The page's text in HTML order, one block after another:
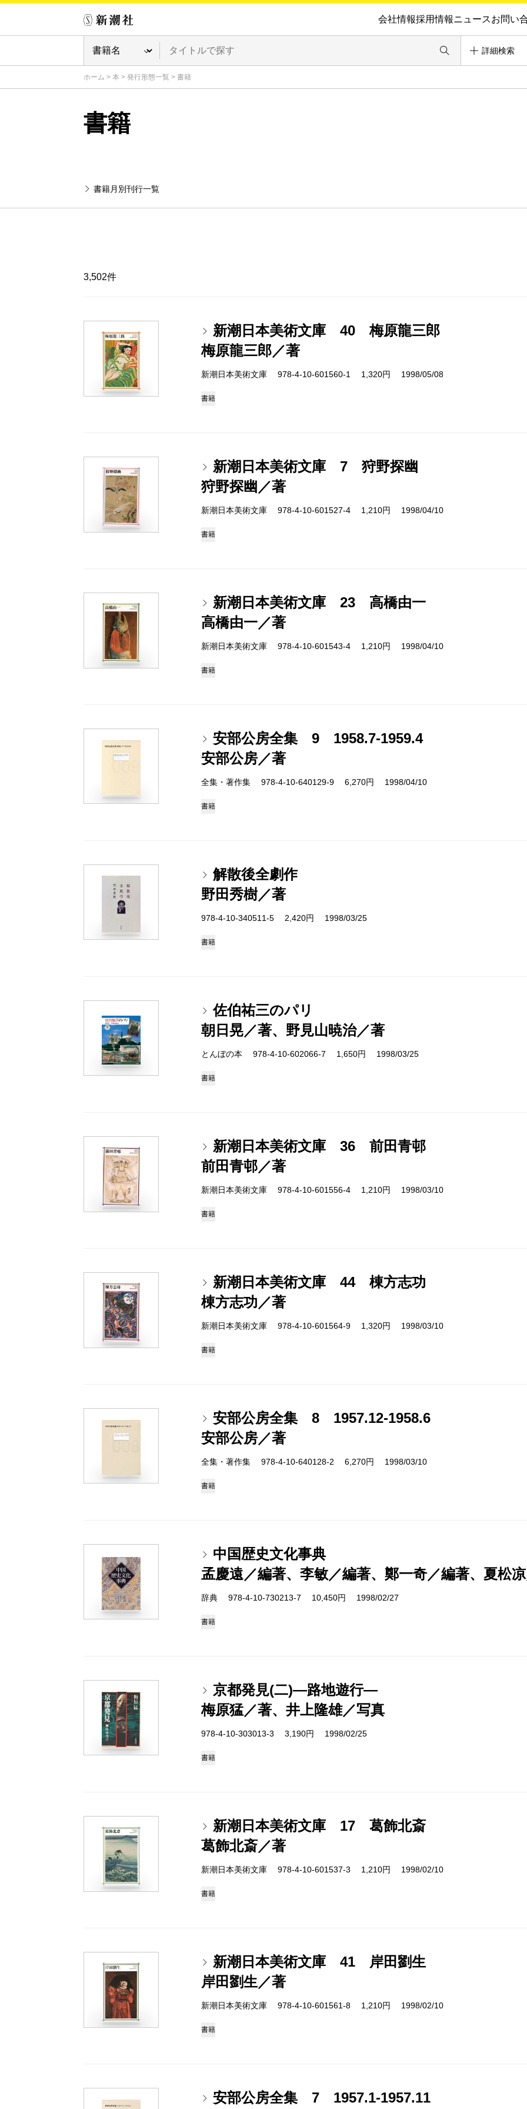
会社情報採用情報ニュースお問い
詳細検索
ホーム > 本 > 発行形態一覧 > 書籍
書籍
書籍月別刊行一覧
3,502件
新潮日本美術文庫 40 梅原龍三郎
梅原龍三郎／著
新潮日本美術文庫 978-4-10-601560-1 1,320円 1998/05/08
書籍
新潮日本美術文庫 7 狩野探幽
狩野探幽／著
新潮日本美術文庫 978-4-10-601527-4 1,210円 1998/04/10
書籍
新潮日本美術文庫 23 高橋由一
高橋由一／著
新潮日本美術文庫 978-4-10-601543-4 1,210円 1998/04/10
書籍
安部公房全集 9 1958.7-1959.4
安部公房／著
全集・著作集 978-4-10-640129-9 6,270円 1998/04/10
書籍
解散後全劇作
野田秀樹／著
978-4-10-340511-5 2,420円 1998/03/25
書籍
佐伯祐三のパリ
朝日晃／著、野見山暁治／著
とんぼの本 978-4-10-602066-7 1,650円 1998/03/25
書籍
新潮日本美術文庫 36 前田青邨
前田青邨／著
新潮日本美術文庫 978-4-10-601556-4 1,210円 1998/03/10
書籍
新潮日本美術文庫 44 棟方志功
棟方志功／著
新潮日本美術文庫 978-4-10-601564-9 1,320円 1998/03/10
書籍
安部公房全集 8 1957.12-1958.6
安部公房／著
全集・著作集 978-4-10-640128-2 6,270円 1998/03/10
書籍
中国歴史文化事典
孟慶遠／編著、李敏／編著、鄭一奇／編著、夏松
辞典 978-4-10-730213-7 10,450円 1998/02/27
書籍
京都発見(二)―路地遊行―
梅原猛／著、井上隆雄／写真
978-4-10-303013-3 3,190円 1998/02/25
書籍
新潮日本美術文庫 17 葛飾北斎
葛飾北斎／著
新潮日本美術文庫 978-4-10-601537-3 1,210円 1998/02/10
書籍
新潮日本美術文庫 41 岸田劉生
岸田劉生／著
新潮日本美術文庫 978-4-10-601561-8 1,210円 1998/02/10
書籍
安部公房全集 7 1957.1-1957.11